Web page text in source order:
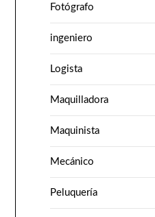
Fotógrafo
ingeniero
Logista
Maquilladora
Maquinista
Mecánico
Peluquería